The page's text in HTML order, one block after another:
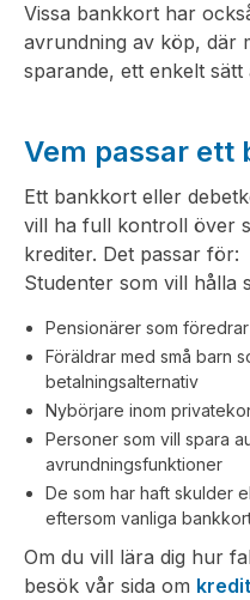
Vissa bankkort har
avrundning av köp, där
sparande, ett enkelt
Vem passar ett
Ett bankkort eller
vill ha full kontroll över
krediter. Det passar för:
Studenter som vill hålla
Pensionärer som
Föräldrar med små barn
betalningsalternativ
Nybörjare inom
Personer som vill spara
avrundningsfunktioner
De som har haft skulder
eftersom vanliga
Om du vill lära dig hur
besök vår sida om